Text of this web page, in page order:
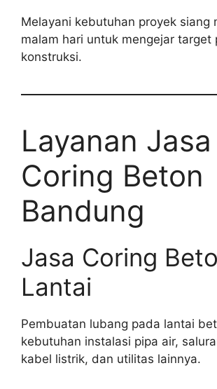
Melayani kebutuhan proyek siang
malam hari untuk mengejar target
konstruksi.
Layanan Jasa
Coring Beton
Bandung
Jasa Coring
Lantai
Pembuatan lubang pada lantai
kebutuhan instalasi pipa air,
kabel listrik, dan utilitas lainnya.